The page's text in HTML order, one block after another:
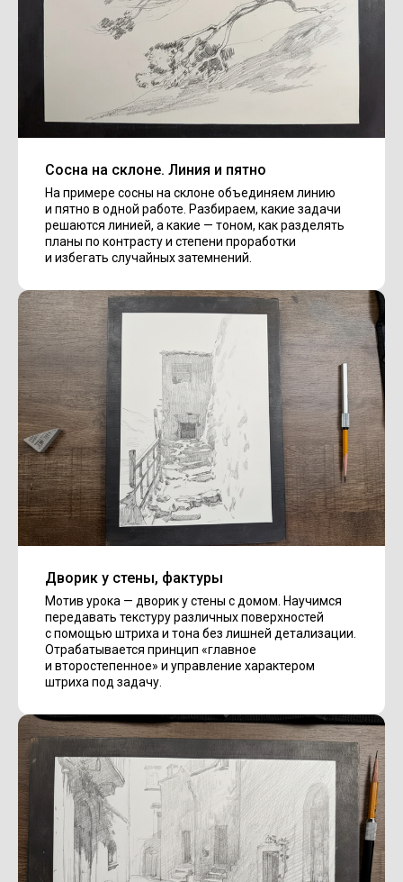
Сосна на склоне. Линия и пятно
На примере сосны на склоне объединяем линию
и пятно в одной работе. Разбираем, какие задачи
решаются линией, а какие — тоном, как разделять
планы по контрасту и степени проработки
и избегать случайных затемнений.
Дворик у стены, фактуры
Мотив урока — дворик у стены с домом. Научимся
передавать текстуру различных поверхностей
с помощью штриха и тона без лишней детализации.
Отрабатывается принцип «главное
и второстепенное» и управление характером
штриха под задачу.